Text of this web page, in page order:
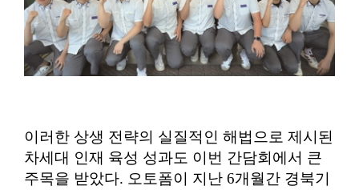
이러한 상생 전략의 실질적인 해법으로 제시된
차세대 인재 육성 성과도 이번 간담회에서 큰
주목을 받았다. 오토폼이 지난 6개월간 경북기